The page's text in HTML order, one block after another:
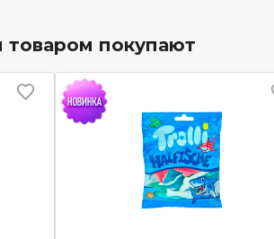
товаром покупают